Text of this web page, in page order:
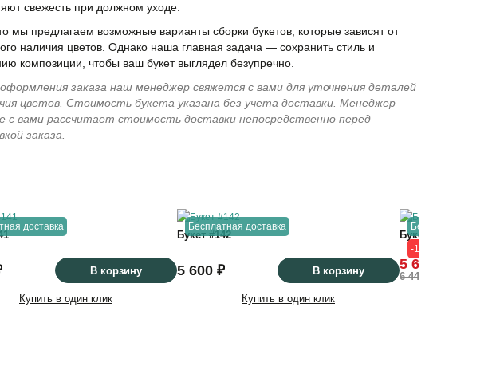
свежесть при должном уходе.
мы предлагаем возможные варианты сборки букетов, которые зависят от
наличия цветов. Однако наша главная задача — сохранить стиль и
композиции, чтобы ваш букет выглядел безупречно.
заказа наш менеджер свяжется с вами для уточнения деталей
цветов. Стоимость букета указана без учета доставки. Менеджер
с вами рассчитает стоимость доставки непосредственно перед
заказа.
доставка
В корзину
Купить в один клик
Бесплатная доставка
Букет #142
5 600 ₽ В корзину
Купить в один клик
Бесплатная
-13%
Букет "25 белых
5 600 ₽
6 440 ₽